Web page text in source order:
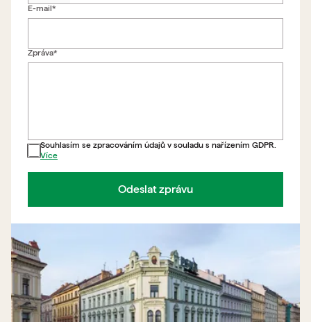
Zpět na formulář
E-mail*
Zpráva*
Souhlasím se zpracováním údajů v souladu s nařízením GDPR.
Více
Odeslat zprávu